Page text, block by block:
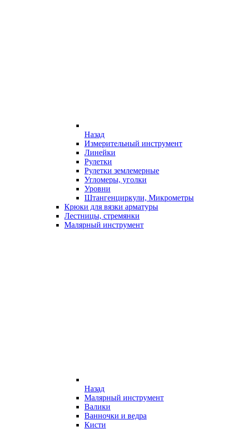
Назад
Измерительный инструмент
Линейки
Рулетки
Рулетки землемерные
Угломеры, уголки
Уровни
Штангенциркули, Микрометры
Крюки для вязки арматуры
Лестницы, стремянки
Малярный инструмент
Назад
Малярный инструмент
Валики
Ванночки и ведра
Кисти